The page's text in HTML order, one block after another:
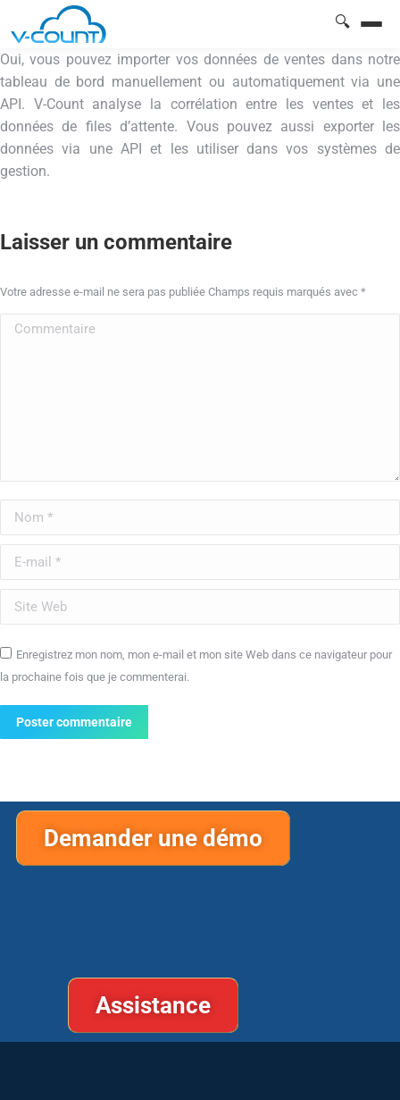
🔍
Oui, vous pouvez importer vos données de ventes dans notre
tableau de bord manuellement ou automatiquement via une
API. V-Count analyse la corrélation entre les ventes et les
données de files d’attente. Vous pouvez aussi exporter les
données via une API et les utiliser dans vos systèmes de
gestion.
Laisser un commentaire
Votre adresse e-mail ne sera pas publiée Champs requis marqués avec *
Commentaire
Nom *
E-mail *
Site Web
Enregistrez mon nom, mon e-mail et mon site Web dans ce navigateur pour
la prochaine fois que je commenterai.
Poster commentaire
Demander une démo
Assistance